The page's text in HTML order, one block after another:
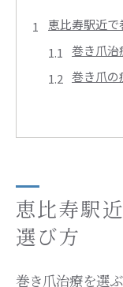
恵比寿駅近
巻き爪治
巻き爪の
巻き爪
巻き爪の費
巻き爪治
巻き爪治
恵比寿駅
選び方
巻き爪治療を選